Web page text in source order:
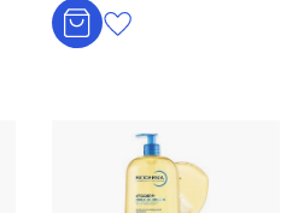
Aggiungi al carrello